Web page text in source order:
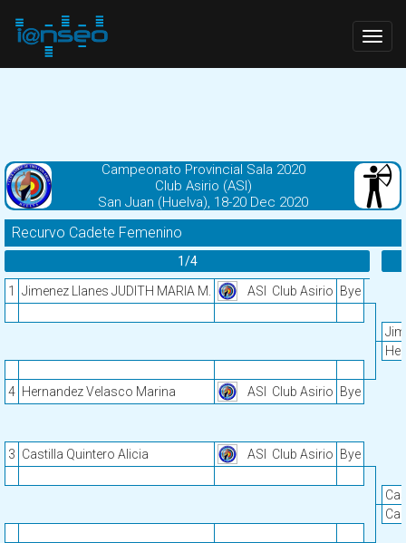
Campeonato Provincial Sala 2020
Club Asirio (ASI)
San Juan (Huelva), 18-20 Dec 2020
Recurvo Cadete Femenino
1/4
1 Jimenez Llanes JUDITH MARIA M. ASI Club Asirio Bye
4 Hernandez Velasco Marina ASI Club Asirio Bye
3 Castilla Quintero Alicia ASI Club Asirio Bye